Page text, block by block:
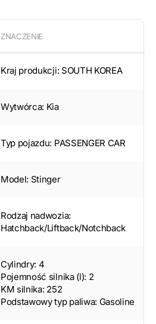
ZNACZENIE
Kraj produkcji: SOUTH KOREA
Wytwórca: Kia
Typ pojazdu: PASSENGER CAR
Model: Stinger
Rodzaj nadwozia:
Hatchback/Liftback/Notchback
Cylindry: 4
Pojemność silnika (l): 2
KM silnika: 252
Podstawowy typ paliwa: Gasoline